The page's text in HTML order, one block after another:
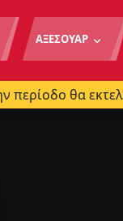
ΑΞΕΣΟΥΑΡ
περίοδο θα